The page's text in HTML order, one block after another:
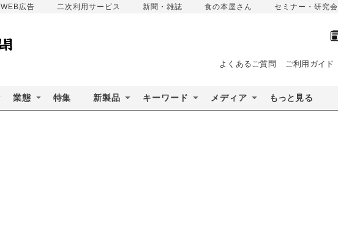
WEB広告 二次利用サービス 新聞・雑誌 食の本屋さん セミナー・研究会
よくあるご質問 ご利用ガイド
業態 特集 新製品 キーワード メディア もっと見る